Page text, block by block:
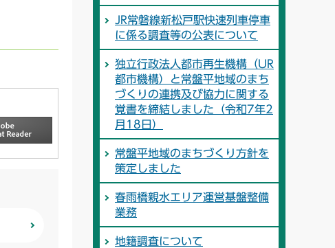
JR常磐線新松戸駅快速列車停車
に係る調査等の公表について
独立行政法人都市再生機構（UR
都市機構）と常盤平地域のまち
づくりの連携及び協力に関する
覚書を締結しました（令和7年2
月18日）
常盤平地域のまちづくり方針を
策定しました
春雨橋親水エリア運営基盤整備
業務
地籍調査について